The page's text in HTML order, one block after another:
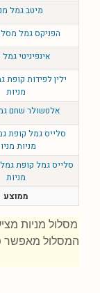
מיטב גמל
הפניקס גמל
אינפיניטי
ילין לפידות קופת
מניות
אלטשולר שחם
סלייס גמל קופת
מניות
סלייס גמל קופת
מניות
ממוצע
מסלול מניות
המסלול מאפשר